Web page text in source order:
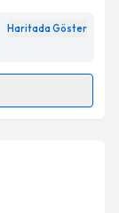
Haritada Göster
için bir